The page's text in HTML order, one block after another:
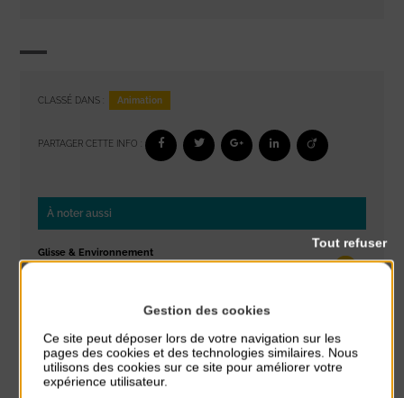
CLASSÉ DANS : Animation
PARTAGER CETTE INFO :
À noter aussi
Glisse & Environnement
du 9 Août au 9 Août
Place du Général de Gaulle
Gestion des cookies
Ce site peut déposer lors de votre navigation sur les
pages des cookies et des technologies similaires. Nous
utilisons des cookies sur ce site pour améliorer votre
expérience utilisateur.
Tout refuser